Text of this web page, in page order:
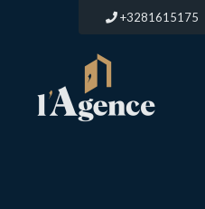
+3281615175